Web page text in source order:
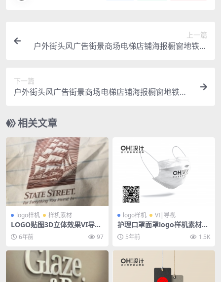
上一篇
户外街头风广告街景商场电梯店铺海报橱窗地铁展
下一篇
户外街头风广告街景商场电梯店铺海报橱窗地铁展
相关文章
logo样机 样机素材
LOGO贴图3D立体效果VI导视
智能贴图PS样机素材
6年前 97
logo样机 VI|导视
护理口罩面罩logo样机素材模
板 5年前 1.5K